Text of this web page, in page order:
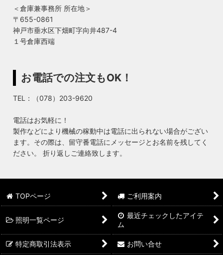
＜倉庫兼事務所 所在地＞
〒655-0861
神戸市垂水区下畑町字向井487-4
１号倉庫西端
お電話での注文もOK！
TEL：（078）203-9620
電話はお気軽に！
製作などにより機械の稼動中は電話に出られない場合がござい
ます。その際は、留守番電話にメッセージとお名前を残してく
ださい。 折り返しご連絡致します。
TOPページ ご利用案内
照明一覧ページ
最近チェックしたアイテ
ム
特定商取引法表示 お問い合せ